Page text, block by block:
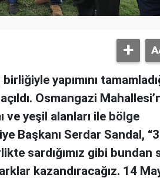
yapımını
Osmangazi
ve yeşil alanları ile bölge
Başkanı Serdar Sandal,
sardığımız gibi bundan
kazandıracağız. 14